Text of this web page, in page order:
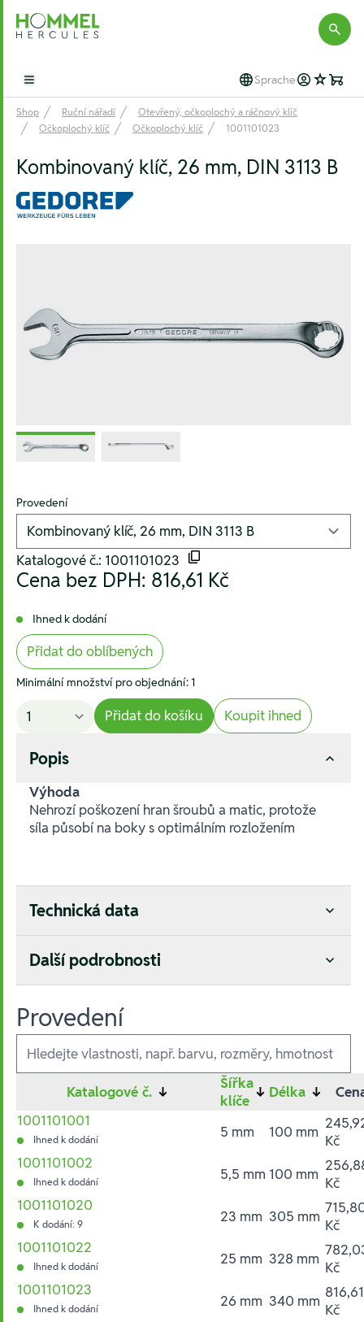
Hommel Hercules
Open main menu Sprache
Shop Ruční nářadí
Otevřený, očkoplochý a ráčnový klíč
Očkoplochý klíč
Očkoplochý klíč 1001101023
Kombinovaný klíč, 26 mm, DIN 3113 B
Provedení
Katalogové č.: 1001101023
Cena bez DPH: 816,61 Kč
Ihned k dodání
Přidat do oblíbených
Minimální množství pro objednání: 1
Přidat do košíku Koupit ihned
Popis
Výhoda
Nehrozí poškození hran šroubů a matic, protože
síla působí na boky s optimálním rozložením
Technická data
Další podrobnosti
Provedení
Ausführungen
Katalogové č. ↓
Šířka
klíče ↓ Délka ↓
1001101001
Ihned k dodání 5 mm 100 mm Kč
1001101002
Ihned k dodání 5,5 mm 100 mm Kč
1001101020
K dodání: 9 23 mm 305 mm Kč
1001101022
Ihned k dodání 25 mm 328 mm Kč
1001101023
Ihned k dodání 26 mm 340 mm 816,61
Kč